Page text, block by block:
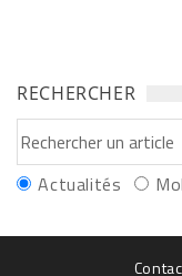
RECHERCHER
Actualités